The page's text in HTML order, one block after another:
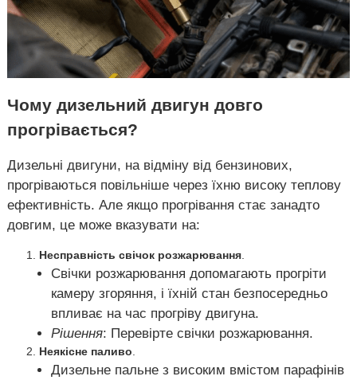
Чому дизельний двигун довго
прогрівається?
Дизельні двигуни, на відміну від бензинових,
прогріваються повільніше через їхню високу теплову
ефективність. Але якщо прогрівання стає занадто
довгим, це може вказувати на:
Несправність свічок розжарювання.
Свічки розжарювання допомагають прогріти
камеру згоряння, і їхній стан безпосередньо
впливає на час прогріву двигуна.
Рішення: Перевірте свічки розжарювання.
Неякісне паливо
Дизельне пальне з високим вмістом парафінів